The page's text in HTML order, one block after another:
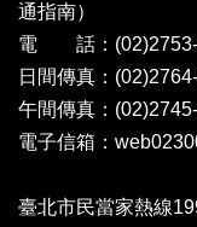
通指南）
電 話：(02)2753-
日間傳真：
午間傳真：
電子信箱：
臺北市民當家熱線